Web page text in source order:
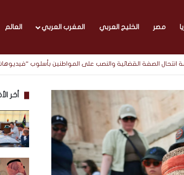
مصر الخليج العربي المغرب العربي العالم
انتحال الصفة القضائية والنصب على المواطنين بأسلوب
أخر